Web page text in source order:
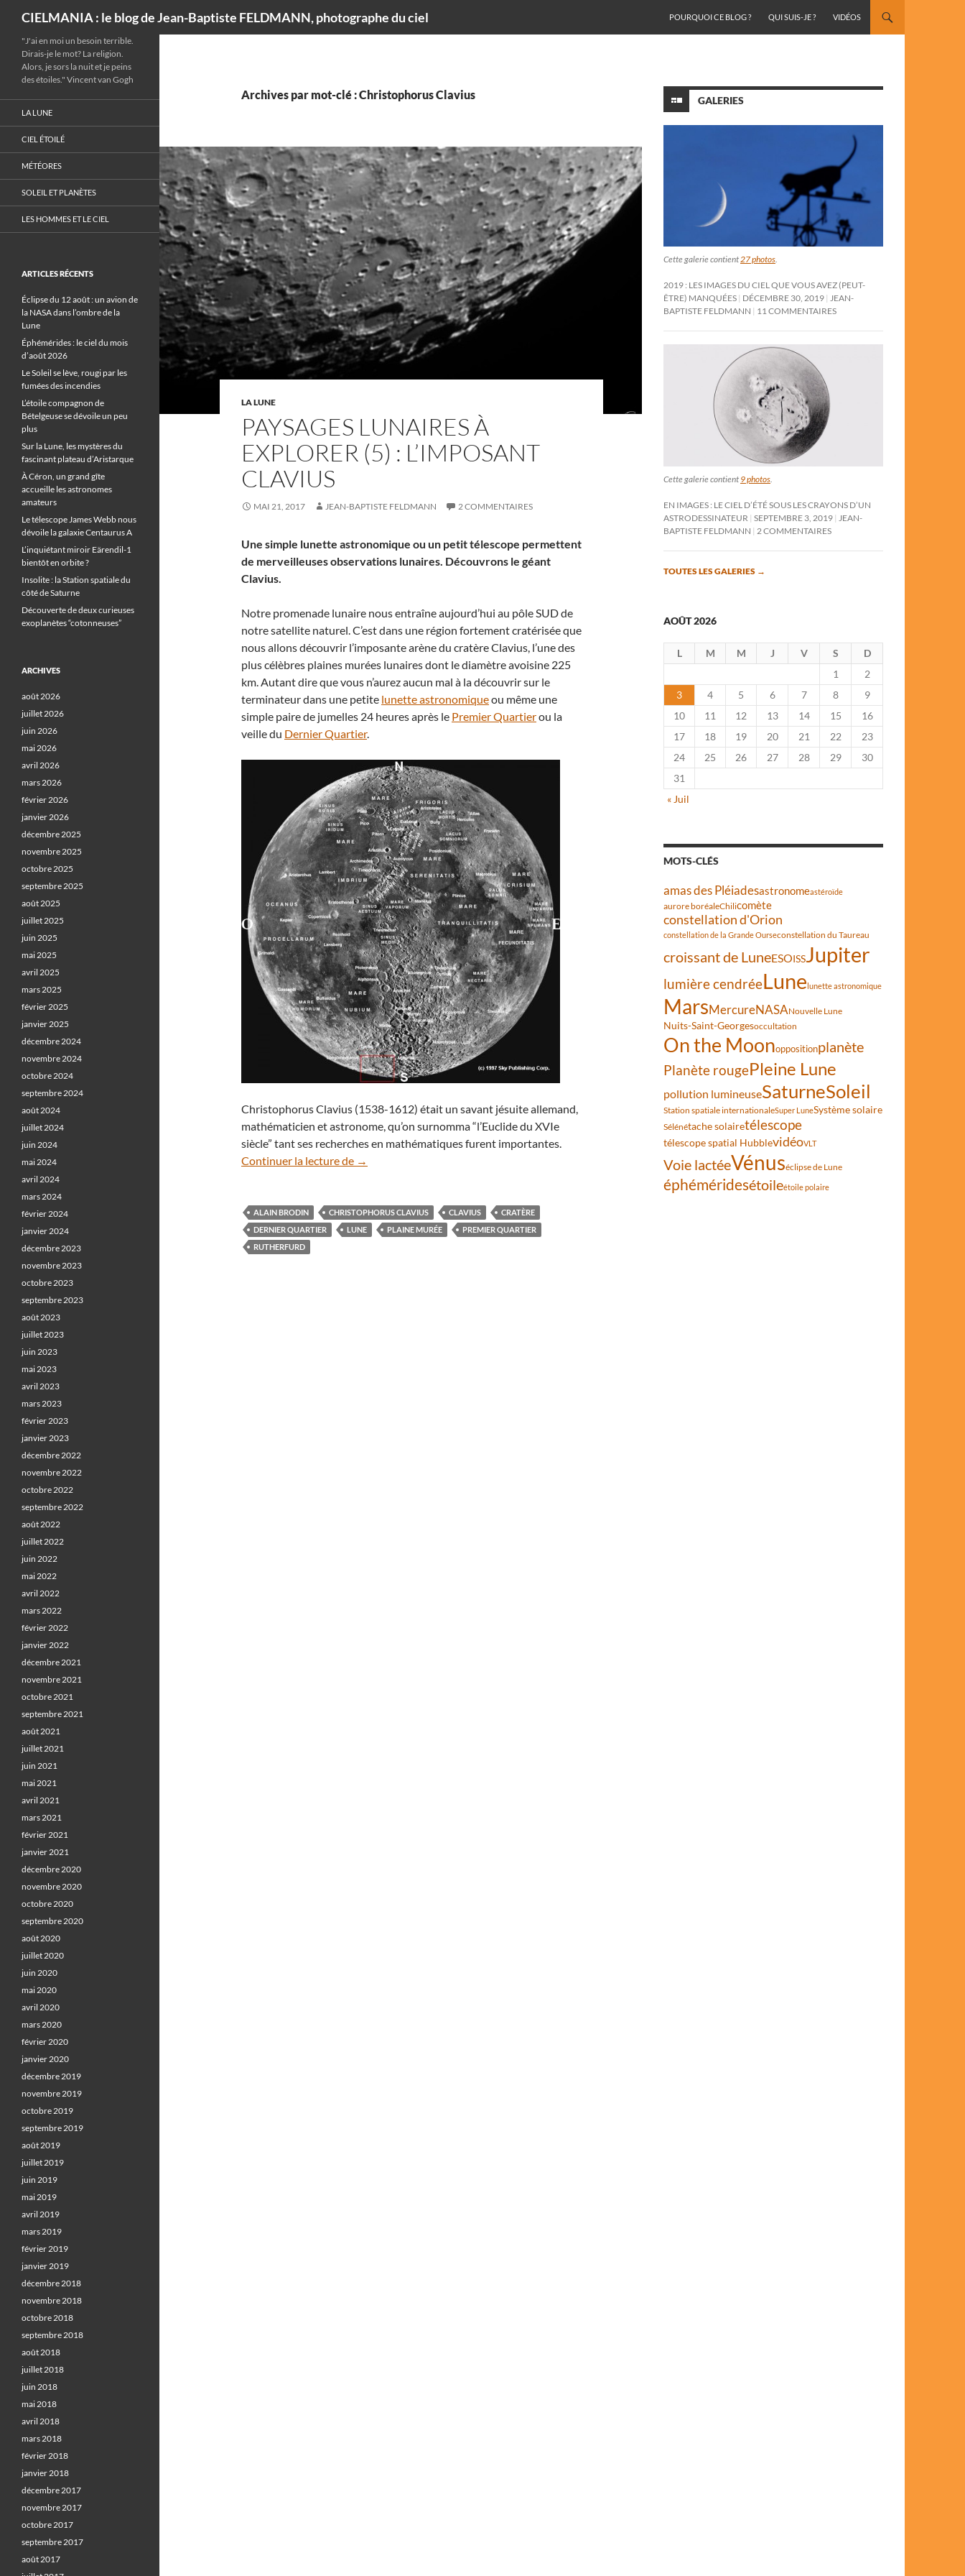
CIELMANIA : le blog de Jean-Baptiste FELDMANN, photographe du ciel
POURQUOI CE BLOG ?
QUI SUIS-JE ? VIDÉOS
Archives par mot-clé : Christophorus Clavius
LA LUNE
PAYSAGES LUNAIRES À
EXPLORER (5) : L’IMPOSANT
CLAVIUS
MAI 21, 2017 JEAN-BAPTISTE FELDMANN 2 COMMENTAIRES
Une simple lunette astronomique ou un petit télescope permettent
de merveilleuses observations lunaires. Découvrons le géant
Clavius.
Notre promenade lunaire nous entraîne aujourd’hui au pôle SUD de
notre satellite naturel. C’est dans une région fortement cratérisée que
nous allons découvrir l’imposante arène du cratère Clavius, l’une des
plus célèbres plaines murées lunaires dont le diamètre avoisine 225
km. Autant dire que vous n’aurez aucun mal à la découvrir sur le
terminateur dans une petite lunette astronomiqueou même une
simple paire de jumelles 24 heures après le Premier Quartierou la
veille du Dernier Quartier.
Christophorus Clavius (1538-1612) était un savant jésuite allemand,
mathématicien et astronome, qu’on surnomma “l’Euclide du XVIe
siècle” tant ses recherches en mathématiques furent importantes.
Continuer la lecture de Paysages lunaires à explorer (5) : l’imposant Clavius
→
ALAIN BRODIN CHRISTOPHORUS CLAVIUS CLAVIUS
CRATÈRE
DERNIER QUARTIER
LUNE PLAINE MURÉE
PREMIER QUARTIER
RUTHERFURD
GALERIES
Cette galerie contient27 photos.
2019 : LES IMAGES DU CIEL QUE VOUS AVEZ (PEUT-
ÊTRE) MANQUÉES DÉCEMBRE 30, 2019 JEAN-
BAPTISTE FELDMANN
11 COMMENTAIRES
Cette galerie contient 9 photos
EN IMAGES : LE CIEL D’ÉTÉ SOUS LES CRAYONS D’UN
ASTRODESSINATEUR SEPTEMBRE 3, 2019
JEAN-
BAPTISTE FELDMANN
2 COMMENTAIRES
TOUTES LES GALERIES →
AOÛT 2026
L M M J V S
D
1
2
3
4 5 6 7 8
9
10
11 12 13 14 15
16
17
18 19 20 21 22
23
24
25 26 27 28 29
30
31
« Juil
MOTS-CLÉS
amas des Pléiadesastronomeastéroïde
aurore boréaleChilicomète
constellation d'Orion
constellation de la Grande Ourseconstellation du Taureau
croissant de LuneESOISSJupiter
lumière cendréeLunelunette astronomique
MarsMercureNASANouvelle Lune
Nuits-Saint-Georgesoccultation
On the Moonoppositionplanète
Planète rougePleine Lune
pollution lumineuseSaturneSoleil
Station spatiale internationaleSuper LuneSystème solaire
Sélénétache solairetélescope
télescope spatial HubblevidéoVLT
Voie lactéeVénuséclipse de Lune
éphéméridesétoileétoile polaire
"J'ai en moi un besoin terrible.
Dirais-je le mot? La religion.
Alors, je sors la nuit et je peins
des étoiles." Vincent van Gogh
LA LUNE
CIEL ÉTOILÉ
MÉTÉORES
SOLEIL ET PLANÈTES
LES HOMMES ET LE CIEL
ARTICLES RÉCENTS
Éclipse du 12 août : un avion de
la NASA dans l’ombre de la
Lune
Éphémérides : le ciel du mois
d’août 2026
Le Soleil se lève, rougi par les
fumées des incendies
L’étoile compagnon de
Bételgeuse se dévoile un peu
plus
Sur la Lune, les mystères du
fascinant plateau d’Aristarque
À Céron, un grand gîte
accueille les astronomes
amateurs
Le télescope James Webb nous
dévoile la galaxie Centaurus A
L’inquiétant miroir Eärendil-1
bientôt en orbite ?
Insolite : la Station spatiale du
côté de Saturne
Découverte de deux curieuses
exoplanètes “cotonneuses”
ARCHIVES
août 2026
juillet 2026
juin 2026
mai 2026
avril 2026
mars 2026
février 2026
janvier 2026
décembre 2025
novembre 2025
octobre 2025
septembre 2025
août 2025
juillet 2025
juin 2025
mai 2025
avril 2025
mars 2025
février 2025
janvier 2025
décembre 2024
novembre 2024
octobre 2024
septembre 2024
août 2024
juillet 2024
juin 2024
mai 2024
avril 2024
mars 2024
février 2024
janvier 2024
décembre 2023
novembre 2023
octobre 2023
septembre 2023
août 2023
juillet 2023
juin 2023
mai 2023
avril 2023
mars 2023
février 2023
janvier 2023
décembre 2022
novembre 2022
octobre 2022
septembre 2022
août 2022
juillet 2022
juin 2022
mai 2022
avril 2022
mars 2022
février 2022
janvier 2022
décembre 2021
novembre 2021
octobre 2021
septembre 2021
août 2021
juillet 2021
juin 2021
mai 2021
avril 2021
mars 2021
février 2021
janvier 2021
décembre 2020
novembre 2020
octobre 2020
septembre 2020
août 2020
juillet 2020
juin 2020
mai 2020
avril 2020
mars 2020
février 2020
janvier 2020
décembre 2019
novembre 2019
octobre 2019
septembre 2019
août 2019
juillet 2019
juin 2019
mai 2019
avril 2019
mars 2019
février 2019
janvier 2019
décembre 2018
novembre 2018
octobre 2018
septembre 2018
août 2018
juillet 2018
juin 2018
mai 2018
avril 2018
mars 2018
février 2018
janvier 2018
décembre 2017
novembre 2017
octobre 2017
septembre 2017
août 2017